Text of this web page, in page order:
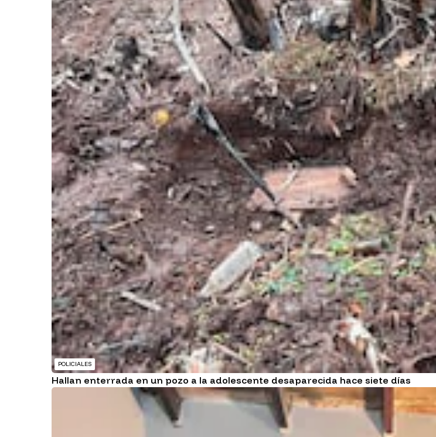
POLICIALES
Hallan enterrada en un pozo a la adolescente desaparecida hace siete días